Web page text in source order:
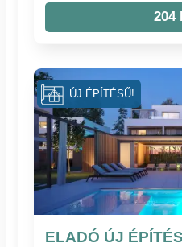
204
ELADÓ ÚJ
ÚJ ÉPÍTÉSŰ!